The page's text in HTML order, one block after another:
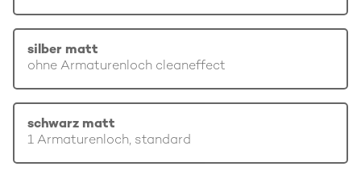
silber matt
ohne Armaturenloch cleaneffect
schwarz matt
1 Armaturenloch, standard